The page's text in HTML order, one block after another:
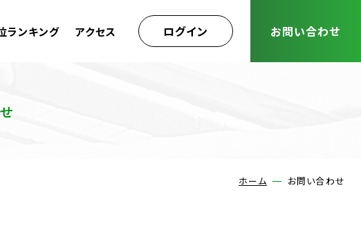
ランキング アクセス ログイン お問い合わせ
ホーム お問い合わせ